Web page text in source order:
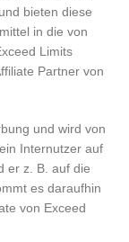
bieten diese
in die von
Limits
Partner von
und wird von
Internutzer auf
er z. B. auf die
es daraufhin
von Exceed